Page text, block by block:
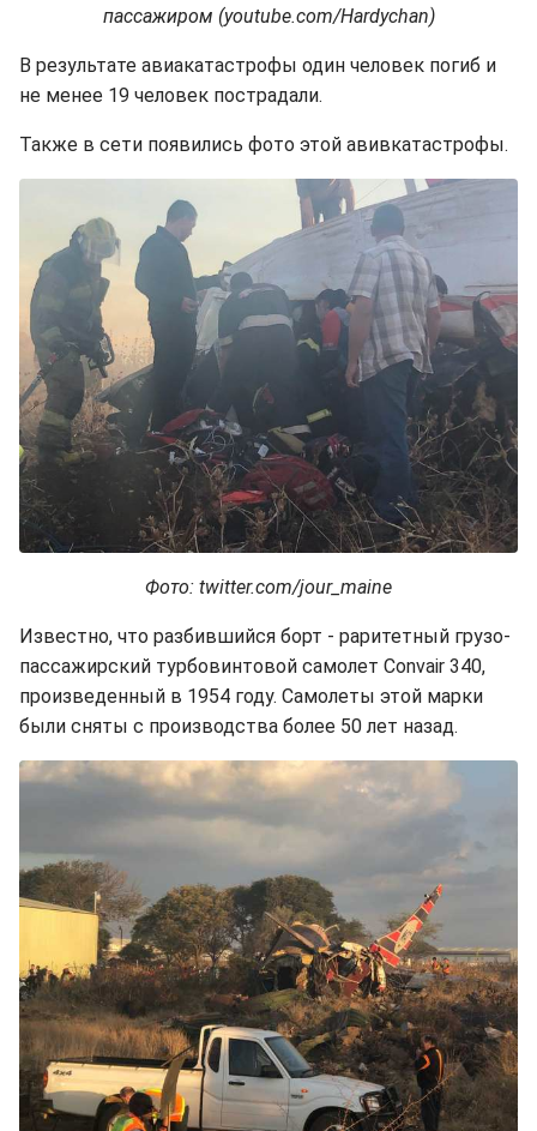
пассажиром (youtube.com/Hardychan)
В результате авиакатастрофы один человек погиб и
не менее 19 человек пострадали.
Также в сети появились фото этой авивкатастрофы.
Фото: twitter.com/jour_maine
Известно, что разбившийся борт - раритетный грузо-
пассажирский турбовинтовой самолет Convair 340,
произведенный в 1954 году. Самолеты этой марки
были сняты с производства более 50 лет назад.